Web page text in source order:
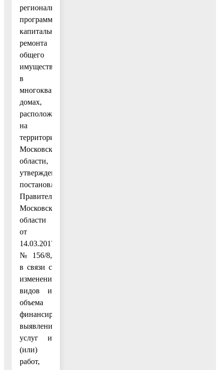
региональной
программы
капитального
ремонта
общего
имущества
в
многоквартирных
домах,
расположенных
на
территории
Московской
области,
утвержденным
постановлением
Правительства
Московской
области
от
14.03.2017
№156/8,
в связи с
изменением
видов и
объема
финансирования,
выявлением
услуг и
(или)
работ,